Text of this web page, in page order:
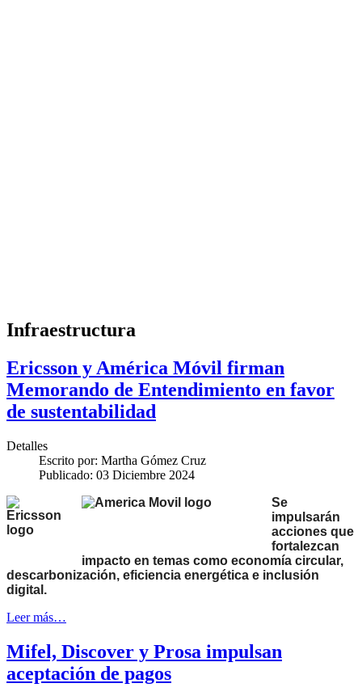
Infraestructura
Ericsson y América Móvil firman
Memorando de Entendimiento en favor
de sustentabilidad
Detalles
Escrito por: Martha Gómez Cruz
Publicado: 03 Diciembre 2024
Se
impulsarán
acciones que
fortalezcan
impacto en temas como economía circular,
descarbonización, eficiencia energética e inclusión
digital.
Leer más…
Mifel, Discover y Prosa impulsan
aceptación de pagos